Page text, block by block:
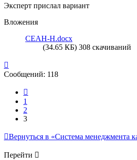
Эксперт прислал вариант
Вложения
СЕАН-Н.docx
(34.65 КБ) 308 скачиваний
к
началу
Сообщений: 118
1
2
3
Вернуться в «Система менеджмента
Перейти